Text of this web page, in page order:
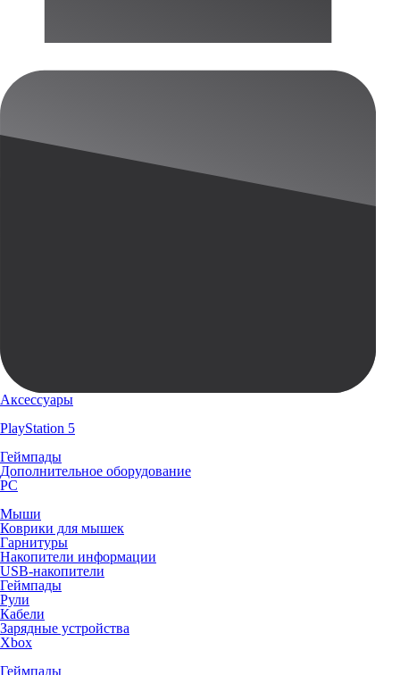
Аксессуары
PlayStation 5
Геймпады
Дополнительное оборудование
PC
Мыши
Коврики для мышек
Гарнитуры
Накопители информации
USB-накопители
Геймпады
Рули
Кабели
Зарядные устройства
Xbox
Геймпады